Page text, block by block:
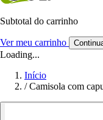
Subtotal do carrinho
Ver meu carrinho
Loading...
Início
/ Camisola com